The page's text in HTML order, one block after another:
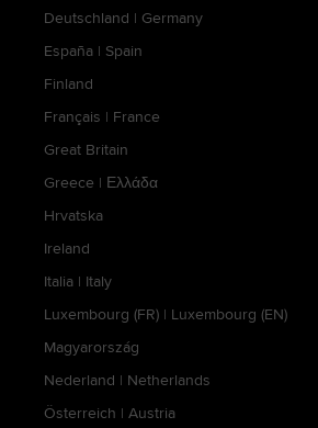
Deutschland | Germany
España | Spain
Finland
Français | France
Great Britain
Greece | Ελλάδα
Hrvatska
Ireland
Italia | Italy
Luxembourg (FR) | Luxembourg (EN)
Magyarország
Nederland | Netherlands
Österreich | Austria